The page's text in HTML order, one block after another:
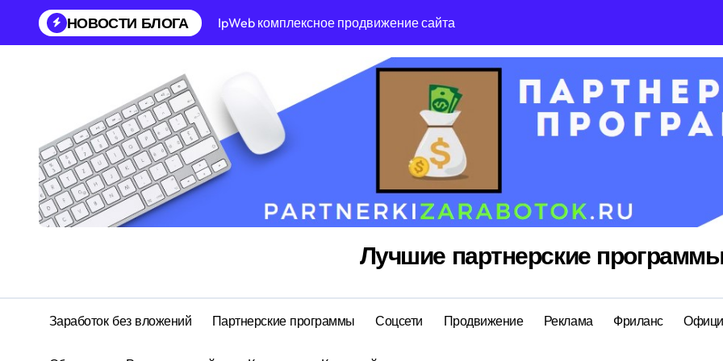
Перейти
содержанию
НОВОСТИ БЛОГА IpWeb комплексное продвижение сайта
Лучшие партнерские
Заработок без вложений Партнерские программы Соцсети Продвижение Реклама Фриланс